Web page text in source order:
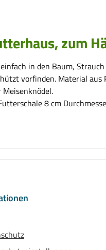
zum
in den Baum,
vorfinden. Material
8 cm